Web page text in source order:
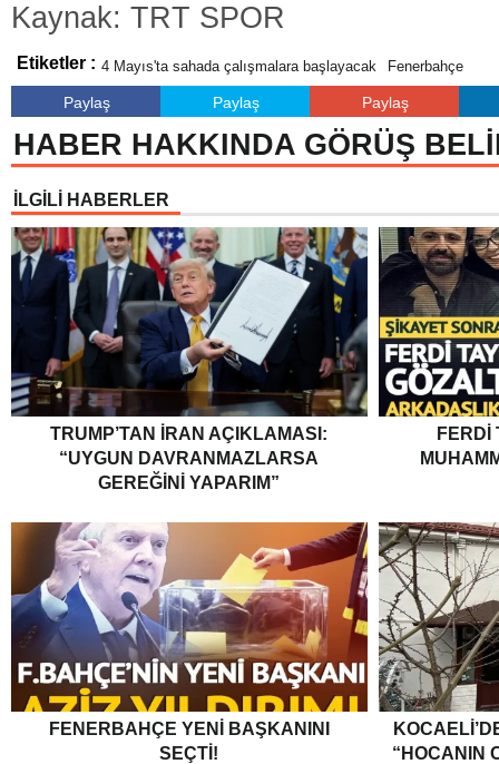
Kaynak: TRT SPOR
Etiketler : 4 Mayıs'ta sahada çalışmalara başlayacak Fenerbahçe
Paylaş Paylaş Paylaş
HABER HAKKINDA GÖRÜŞ
İLGİLİ HABERLER
TRUMP’TAN İRAN AÇIKLAMASI:
“UYGUN DAVRANMAZLARSA
GEREĞINI YAPARIM”
FERDI
FENERBAHÇE YENI BAŞKANINI
SEÇTI!
“HOCANIN